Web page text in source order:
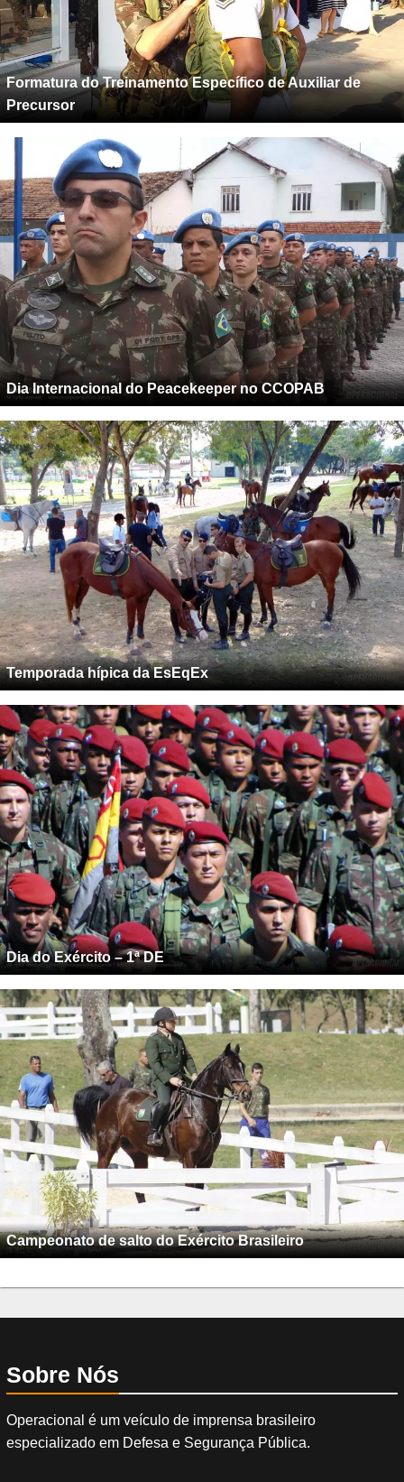
Formatura do Treinamento Específico de Auxiliar de
Precursor
Dia Internacional do Peacekeeper no CCOPAB
Temporada hípica da EsEqEx
Dia do Exército – 1ª DE
Campeonato de salto do Exército Brasileiro
Sobre Nós
Operacional é um veículo de imprensa brasileiro
especializado em Defesa e Segurança Pública.